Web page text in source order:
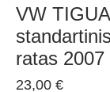
VW
ratas 2007
23,00 €Price